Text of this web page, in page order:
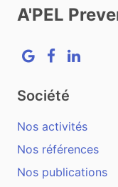
A'PEL
GoogleFacebook
LinkedIn
Société
Nos activités
Nos références
Nos publications